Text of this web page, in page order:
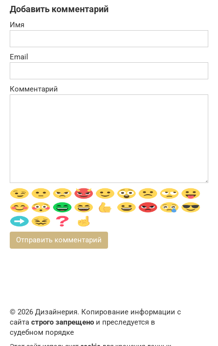
Добавить комментарий
Имя
Email
Комментарий
© 2026 Дизайнерия. Копирование информации с
сайта строго запрещено и преследуется в
судебном порядке